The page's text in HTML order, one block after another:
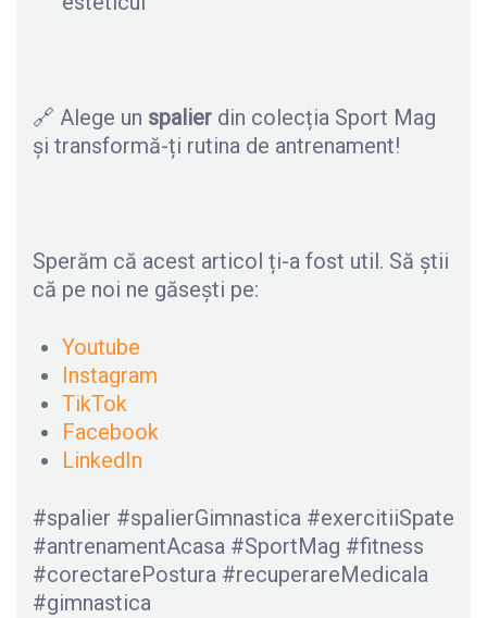
🔗 Alege un spalier din colecția Sport Mag
și transformă-ți rutina de antrenament!
Sperăm că acest articol ți-a fost util. Să știi
că pe noi ne găsești pe:
Youtube
Instagram
TikTok
Facebook
LinkedIn
#spalier #spalierGimnastica #exercitiiSpate
#antrenamentAcasa #SportMag #fitness
#corectarePostura #recuperareMedicala
#gimnastica